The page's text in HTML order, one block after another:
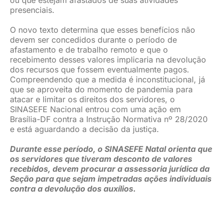
CONTATO
presenciais.
O novo texto determina que esses benefícios não
devem ser concedidos durante o período de
afastamento e de trabalho remoto e que o
recebimento desses valores implicaria na devolução
dos recursos que fossem eventualmente pagos.
Compreendendo que a medida é inconstitucional, já
que se aproveita do momento de pandemia para
atacar e limitar os direitos dos servidores, o
SINASEFE Nacional entrou com uma ação em
Brasília-DF contra a Instrução Normativa nº 28/2020
e está aguardando a decisão da justiça.
Durante esse período, o SINASEFE Natal orienta que
os servidores que tiveram desconto de valores
recebidos, devem procurar a assessoria jurídica da
Seção para que sejam impetradas ações individuais
contra a devolução dos auxílios.